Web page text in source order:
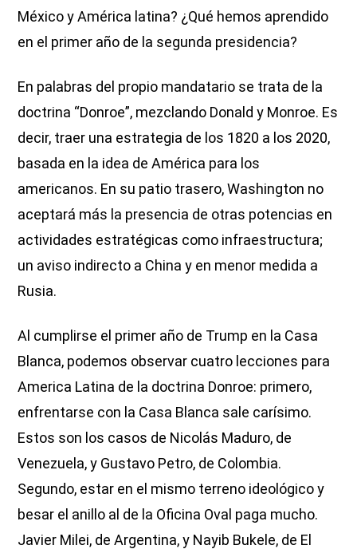
México y América latina? ¿Qué hemos aprendido
en el primer año de la segunda presidencia?
En palabras del propio mandatario se trata de la
doctrina “Donroe”, mezclando Donald y Monroe. Es
decir, traer una estrategia de los 1820 a los 2020,
basada en la idea de América para los
americanos. En su patio trasero, Washington no
aceptará más la presencia de otras potencias en
actividades estratégicas como infraestructura;
un aviso indirecto a China y en menor medida a
Rusia.
Al cumplirse el primer año de Trump en la Casa
Blanca, podemos observar cuatro lecciones para
America Latina de la doctrina Donroe: primero,
enfrentarse con la Casa Blanca sale carísimo.
Estos son los casos de Nicolás Maduro, de
Venezuela, y Gustavo Petro, de Colombia.
Segundo, estar en el mismo terreno ideológico y
besar el anillo al de la Oficina Oval paga mucho.
Javier Milei, de Argentina, y Nayib Bukele, de El